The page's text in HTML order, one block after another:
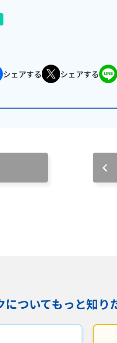
シェアする シェアする
についてもっと知り